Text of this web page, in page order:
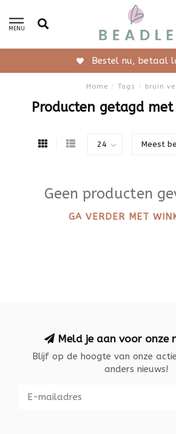
MENU
Bestel nu, betaal
Home / Tags / bruin
Producten getagd
Geen producten
GA VERDER MET
Meld je aan voor onze
Blijf op de hoogte van onze
anders nieuws!